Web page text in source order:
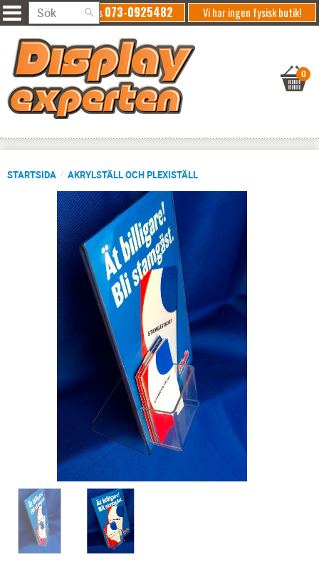
Vi har ingen fysisk butik!
Ring oss073-0925482
STARTSIDA AKRYLSTÄLL OCH PLEXISTÄLL